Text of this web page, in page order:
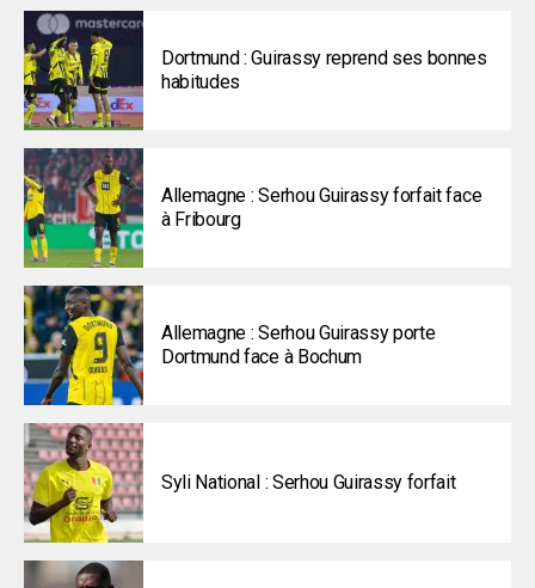
Dortmund : Guirassy reprend ses bonnes
habitudes
Allemagne : Serhou Guirassy forfait face
à Fribourg
Allemagne : Serhou Guirassy porte
Dortmund face à Bochum
Syli National : Serhou Guirassy forfait